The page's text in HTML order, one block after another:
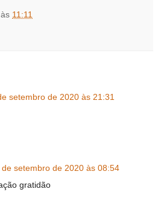
às 11:11
setembro de 2020 às 21:31
de setembro de 2020 às 08:54
gratidão